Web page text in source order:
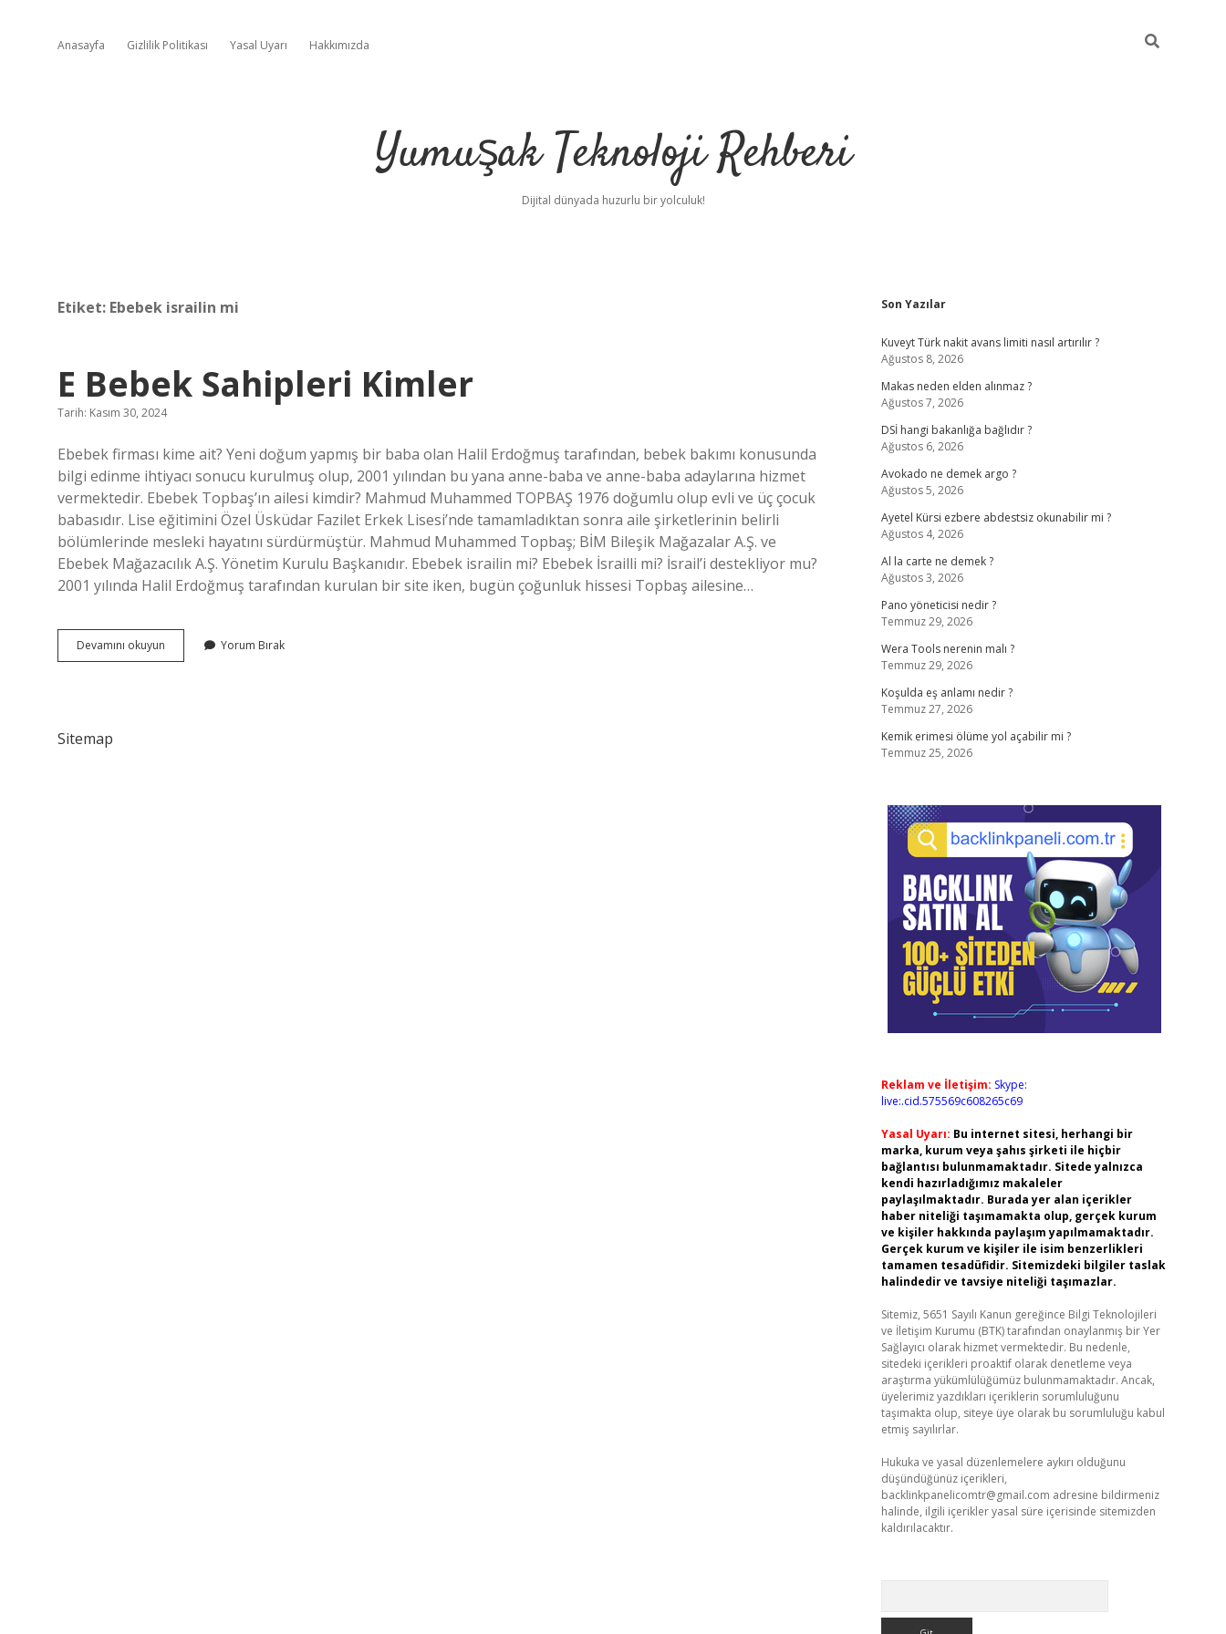
Anasayfa Gizlilik Politikası Yasal Uyarı Hakkımızda
Yumuşak Teknoloji Rehberi
Dijital dünyada huzurlu bir yolculuk!
Etiket: Ebebek israilin mi
E Bebek Sahipleri Kimler
Tarih: Kasım 30, 2024
Ebebek firması kime ait? Yeni doğum yapmış bir baba olan Halil Erdoğmuş tarafından, bebek bakımı konusunda
bilgi edinme ihtiyacı sonucu kurulmuş olup, 2001 yılından bu yana anne-baba ve anne-baba adaylarına hizmet
vermektedir. Ebebek Topbaş’ın ailesi kimdir? Mahmud Muhammed TOPBAŞ 1976 doğumlu olup evli ve üç çocuk
babasıdır. Lise eğitimini Özel Üsküdar Fazilet Erkek Lisesi’nde tamamladıktan sonra aile şirketlerinin belirli
bölümlerinde mesleki hayatını sürdürmüştür. Mahmud Muhammed Topbaş; BİM Bileşik Mağazalar A.Ş. ve
Ebebek Mağazacılık A.Ş. Yönetim Kurulu Başkanıdır. Ebebek israilin mi? Ebebek İsrailli mi? İsrail’i destekliyor mu?
2001 yılında Halil Erdoğmuş tarafından kurulan bir site iken, bugün çoğunluk hissesi Topbaş ailesine…
Devamını okuyun
Bebek
Yorum Bırak
Sitemap
Sidebar
Son Yazılar
Kuveyt Türk nakit avans limiti nasıl artırılır ?
Ağustos 8, 2026
Makas neden elden alınmaz ?
Ağustos 7, 2026
DSİ hangi bakanlığa bağlıdır ?
Ağustos 6, 2026
Avokado ne demek argo ?
Ağustos 5, 2026
Ayetel Kürsi ezbere abdestsiz okunabilir mi ?
Ağustos 4, 2026
Al la carte ne demek ?
Ağustos 3, 2026
Pano yöneticisi nedir ?
Temmuz 29, 2026
Wera Tools nerenin malı ?
Temmuz 29, 2026
Koşulda eş anlamı nedir ?
Temmuz 27, 2026
Kemik erimesi ölüme yol açabilir mi ?
Temmuz 25, 2026
Reklam ve İletişim: Skype:
live:.cid.575569c608265c69
Yasal Uyarı: Bu internet sitesi, herhangi bir
marka, kurum veya şahıs şirketi ile hiçbir
bağlantısı bulunmamaktadır. Sitede yalnızca
kendi hazırladığımız makaleler
paylaşılmaktadır. Burada yer alan içerikler
haber niteliği taşımamakta olup, gerçek kurum
ve kişiler hakkında paylaşım yapılmamaktadır.
Gerçek kurum ve kişiler ile isim benzerlikleri
tamamen tesadüfidir. Sitemizdeki bilgiler taslak
halindedir ve tavsiye niteliği taşımazlar.
Sitemiz, 5651 Sayılı Kanun gereğince Bilgi Teknolojileri
ve İletişim Kurumu (BTK) tarafından onaylanmış bir Yer
Sağlayıcı olarak hizmet vermektedir. Bu nedenle,
sitedeki içerikleri proaktif olarak denetleme veya
araştırma yükümlülüğümüz bulunmamaktadır. Ancak,
üyelerimiz yazdıkları içeriklerin sorumluluğunu
taşımakta olup, siteye üye olarak bu sorumluluğu kabul
etmiş sayılırlar.
Hukuka ve yasal düzenlemelere aykırı olduğunu
düşündüğünüz içerikleri,
backlinkpanelicomtr@gmail.com adresine bildirmeniz
halinde, ilgili içerikler yasal süre içerisinde sitemizden
kaldırılacaktır.